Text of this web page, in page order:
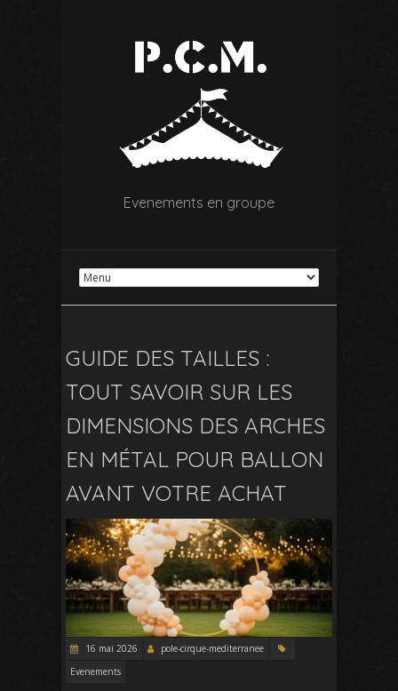
Evenements en groupe
GUIDE DES TAILLES :
TOUT SAVOIR SUR LES
DIMENSIONS DES ARCHES
EN MÉTAL POUR BALLON
AVANT VOTRE ACHAT
16 mai 2026
pole-cirque-mediterranee
Evenements